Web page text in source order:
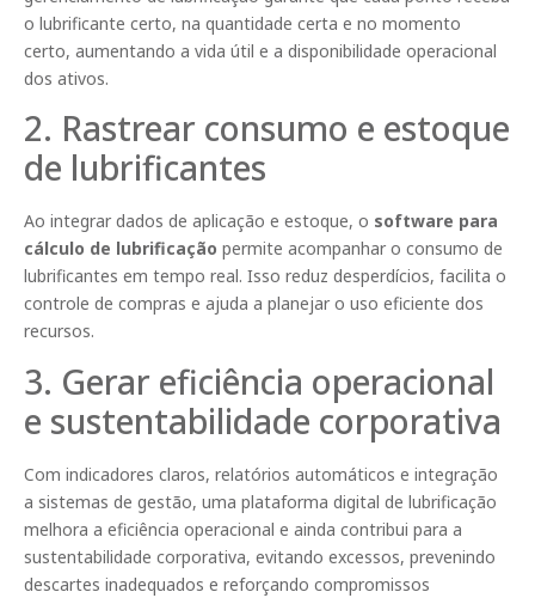
o lubrificante certo, na quantidade certa e no momento
certo, aumentando a vida útil e a disponibilidade operacional
dos ativos.
2. Rastrear consumo e estoque
de lubrificantes
Ao integrar dados de aplicação e estoque, o software para
cálculo de lubrificação permite acompanhar o consumo de
lubrificantes em tempo real. Isso reduz desperdícios, facilita o
controle de compras e ajuda a planejar o uso eficiente dos
recursos.
3. Gerar eficiência operacional
e sustentabilidade corporativa
Com indicadores claros, relatórios automáticos e integração
a sistemas de gestão, uma plataforma digital de lubrificação
melhora a eficiência operacional e ainda contribui para a
sustentabilidade corporativa, evitando excessos, prevenindo
descartes inadequados e reforçando compromissos